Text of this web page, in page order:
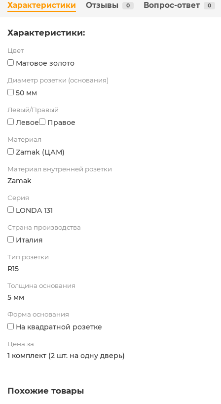
Характеристики Отзывы 0 Вопрос-ответ 0
Характеристики:
Цвет
Матовое золото
Диаметр розетки (основания)
50 мм
Левый/Правый
Левое Правое
Материал
Zamak (ЦАМ)
Материал внутренней розетки
Zamak
Серия
LONDA 131
Страна производства
Италия
Тип розетки
R15
Толщина основания
5 мм
Форма основания
На квадратной розетке
Цена за
1 комплект (2 шт. на одну дверь)
Похожие товары